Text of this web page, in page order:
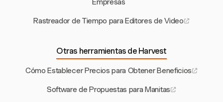
Empresas
Rastreador de Tiempo para Editores de Video
Otras herramientas de Harvest
Cómo Establecer Precios para Obtener Beneficios
Software de Propuestas para Manitas